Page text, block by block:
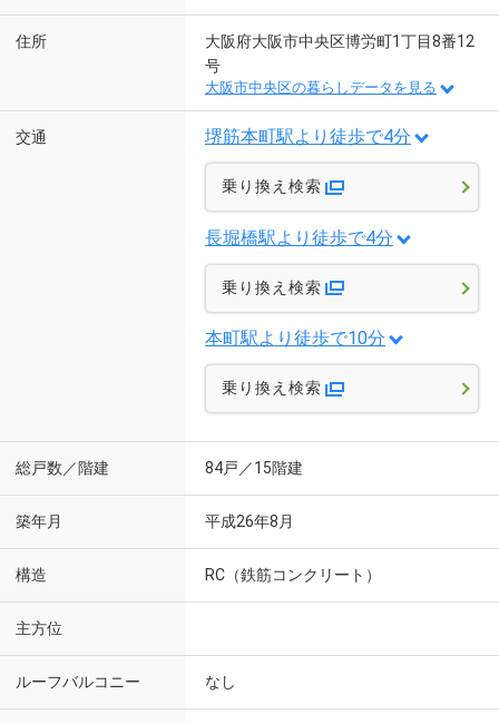
住所
大阪府大阪市中央区博労町1丁目8番12
号
大阪市中央区の暮らしデータを見る
交通 堺筋本町駅より徒歩で4分
乗り換え検索
長堀橋駅より徒歩で4分
乗り換え検索
本町駅より徒歩で10分
乗り換え検索
総戸数／階建 84戸／15階建
築年月 平成26年8月
構造 RC（鉄筋コンクリート）
主方位
ルーフバルコニー なし